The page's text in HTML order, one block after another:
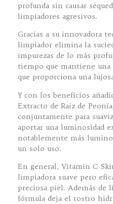
profunda sin causar
limpiadores agresivos.
Gracias a su innovadora
limpiador elimina la
impurezas de lo más
tiempo que mantiene una
que proporciona una
Y con los beneficios
Extracto de Raíz de
conjuntamente para
aportar una luminosidad
notablemente más
un solo uso.
En general, Vitamin C
limpiadora suave pero
preciosa piel. Además de
fórmula deja el rostro